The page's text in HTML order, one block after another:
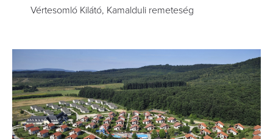
Vértesomló Kilátó, Kamalduli remeteség